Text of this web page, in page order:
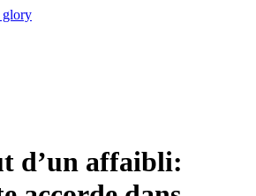
d’un affaibli: